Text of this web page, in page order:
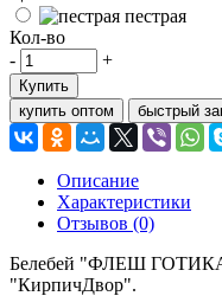
пестрая
Кол-во
-
+
Купить
купить оптом
быстрый
Описание
Характеристики
Отзывов (0)
Белебей "ФЛЕШ ГОТИКА
"КирпичДвор".